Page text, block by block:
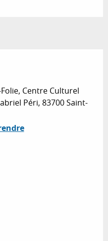
Centre Culturel
Péri, 83700 Saint-